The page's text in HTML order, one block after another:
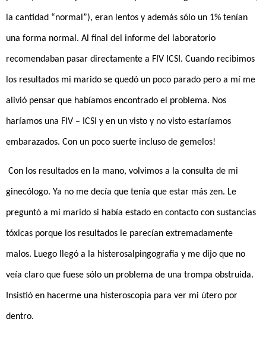
la cantidad “normal”), eran lentos y además sólo un 1% tenían
una forma normal. Al final del informe del laboratorio
recomendaban pasar directamente a FIV ICSI. Cuando recibimos
los resultados mi marido se quedó un poco parado pero a mí me
alivió pensar que habíamos encontrado el problema. Nos
haríamos una FIV – ICSI y en un visto y no visto estaríamos
embarazados. Con un poco suerte incluso de gemelos!
Con los resultados en la mano, volvimos a la consulta de mi
ginecólogo. Ya no me decía que tenía que estar más zen. Le
preguntó a mi marido si había estado en contacto con sustancias
tóxicas porque los resultados le parecían extremadamente
malos. Luego llegó a la histerosalpingografia y me dijo que no
veía claro que fuese sólo un problema de una trompa obstruida.
Insistió en hacerme una histeroscopia para ver mi útero por
dentro.